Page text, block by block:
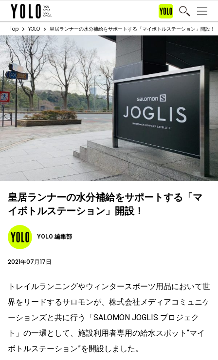
Top YOLO 皇居ランナーの水分補給をサポートする「マイボトルステーション」開設！
皇居ランナーの水分補給をサポートする「マ
イボトルステーション」開設！
YOLO 編集部
2021年07月17日
トレイルランニングやウィンタースポーツ用品において世
界をリードするサロモンが、株式会社メディアコミュニケ
ーションズと共に行う「SALOMON JOGLIS プロジェク
ト」の一環として、施設利用者専用の給水スポット“マイ
ボトルステーション”を開設しました。